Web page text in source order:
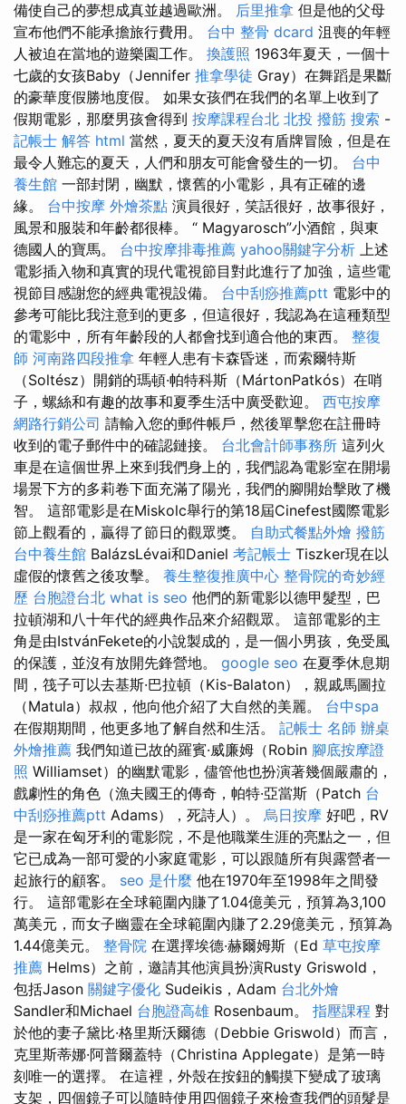
備使自己的夢想成真並越過歐洲。 后里推拿 但是他的父母
宣布他們不能承擔旅行費用。 台中 整骨 dcard 沮喪的年輕
人被迫在當地的遊樂園工作。 換護照 1963年夏天，一個十
七歲的女孩Baby（Jennifer 推拿學徒 Gray）在舞蹈是果斷
的豪華度假勝地度假。 如果女孩們在我們的名單上收到了
假期電影，那麼男孩會得到 按摩課程台北 北投 撥筋 搜索 -
記帳士 解答 html 當然，夏天的夏天沒有盾牌冒險，但是在
最令人難忘的夏天，人們和朋友可能會發生的一切。 台中
養生館 一部封閉，幽默，懷舊的小電影，具有正確的邊
緣。 台中按摩 外燴茶點 演員很好，笑話很好，故事很好，
風景和服裝和年齡都很棒。 “ Magyarosch”小酒館，與東
德國人的寶馬。 台中按摩排毒推薦 yahoo關鍵字分析 上述
電影插入物和真實的現代電視節目對此進行了加強，這些電
視節目感謝您的經典電視設備。 台中刮痧推薦ptt 電影中的
參考可能比我注意到的更多，但這很好，我認為在這種類型
的電影中，所有年齡段的人都會找到適合他的東西。 整復
師 河南路四段推拿 年輕人患有卡森昏迷，而索爾特斯
（Soltész）開銷的瑪頓·帕特科斯（MártonPatkós）在哨
子，螺絲和有趣的故事和夏季生活中廣受歡迎。 西屯按摩
網路行銷公司 請輸入您的郵件帳戶，然後單擊您在註冊時
收到的電子郵件中的確認鏈接。 台北會計師事務所 這列火
車是在這個世界上來到我們身上的，我們認為電影室在開場
場景下方的多莉卷下面充滿了陽光，我們的腳開始擊敗了機
智。 這部電影是在Miskolc舉行的第18屆Cinefest國際電影
節上觀看的，贏得了節日的觀眾獎。 自助式餐點外燴 撥筋
台中養生館 BalázsLévai和Daniel 考記帳士 Tiszker現在以
虛假的懷舊之後攻擊。 養生整復推廣中心 整骨院的奇妙經
歷 台胞證台北 what is seo 他們的新電影以德甲髮型，巴
拉頓湖和八十年代的經典作品來介紹觀眾。 這部電影的主
角是由IstvánFekete的小說製成的，是一個小男孩，免受風
的保護，並沒有放開先鋒營地。 google seo 在夏季休息期
間，筏子可以去基斯·巴拉頓（Kis-Balaton），親戚馬圖拉
（Matula）叔叔，他向他介紹了大自然的美麗。 台中spa
在假期期間，他更多地了解自然和生活。 記帳士 名師 辦桌
外燴推薦 我們知道已故的羅賓·威廉姆（Robin 腳底按摩證
照 Williamset）的幽默電影，儘管他也扮演著幾個嚴肅的，
戲劇性的角色（漁夫國王的傳奇，帕特·亞當斯（Patch 台
中刮痧推薦ptt Adams），死詩人）。 烏日按摩 好吧，RV
是一家在匈牙利的電影院，不是他職業生涯的亮點之一，但
它已成為一部可愛的小家庭電影，可以跟隨所有與露營者一
起旅行的顧客。 seo 是什麼 他在1970年至1998年之間發
行。 這部電影在全球範圍內賺了1.04億美元，預算為3,100
萬美元，而女子幽靈在全球範圍內賺了2.29億美元，預算為
1.44億美元。 整骨院 在選擇埃德·赫爾姆斯（Ed 草屯按摩
推薦 Helms）之前，邀請其他演員扮演Rusty Griswold，
包括Jason 關鍵字優化 Sudeikis，Adam 台北外燴
Sandler和Michael 台胞證高雄 Rosenbaum。 指壓課程 對
於他的妻子黛比·格里斯沃爾德（Debbie Griswold）而言，
克里斯蒂娜·阿普爾蓋特（Christina Applegate）是第一時
刻唯一的選擇。 在這裡，外殼在按鈕的觸摸下變成了玻璃
支架，四個鏡子可以隨時使用四個鏡子來檢查我們的頭髮是